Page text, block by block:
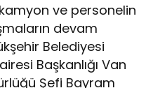
ve personelin
devam
Belediyesi
Başkanlığı Van
Şefi Bayram